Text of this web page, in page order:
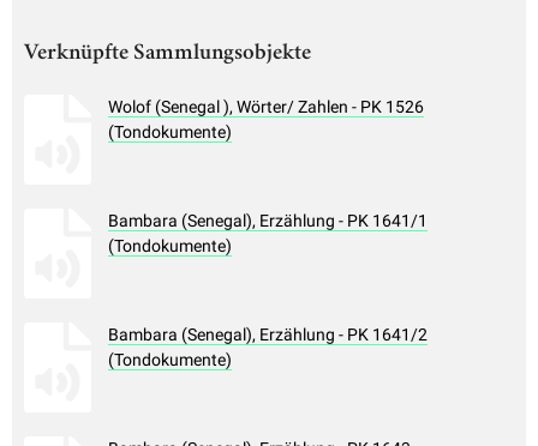
Verknüpfte Sammlungsobjekte
Wolof (Senegal ), Wörter/ Zahlen - PK 1526
(Tondokumente)
Bambara (Senegal), Erzählung - PK 1641/1
(Tondokumente)
Bambara (Senegal), Erzählung - PK 1641/2
(Tondokumente)